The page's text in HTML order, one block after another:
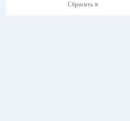
Сбросить